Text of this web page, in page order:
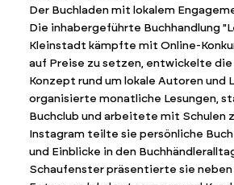
Der Buchladen mit lokalem
Die inhabergeführte Buchhandlung
Kleinstadt kämpfte mit Online-
auf Preise zu setzen, entwickelte
Konzept rund um lokale Autoren und
organisierte monatliche Lesungen,
Buchclub und arbeitete mit Schulen
Instagram teilte sie persönliche
und Einblicke in den
Schaufenster präsentierte sie neben